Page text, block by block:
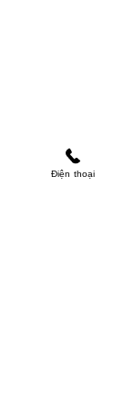
Điện thoại